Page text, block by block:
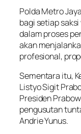
Polda Metro
bagi setiap
dalam proses
akan
profesional,
Sementara itu,
Listyo Sigit
Presiden
pengusutan
Andrie Yunus.